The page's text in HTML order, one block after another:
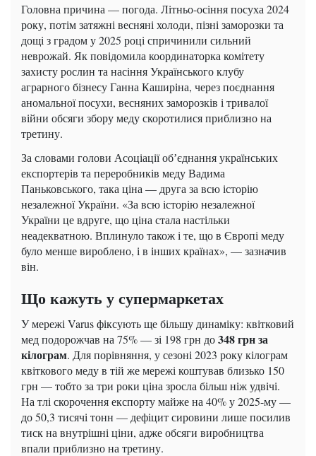
Головна причина — погода. Літньо-осіння посуха 2024
року, потім затяжні весняні холоди, пізні заморозки та
дощі з градом у 2025 році спричинили сильний
неврожай. Як повідомила координаторка комітету
захисту рослин та насіння Українського клубу
аграрного бізнесу Ганна Каширіна, через поєднання
аномальної посухи, весняних заморозків і тривалої
війни обсяги збору меду скоротилися приблизно на
третину.
За словами голови Асоціації обʼєднання українських
експортерів та переробників меду Вадима
Паньковського, така ціна — друга за всю історію
незалежної України. «За всю історію незалежної
України це вдруге, що ціна стала настільки
неадекватною. Вплинуло також і те, що в Європі меду
було менше вироблено, і в інших країнах», — зазначив
він.
Що кажуть у супермаркетах
У мережі Varus фіксують ще більшу динаміку: квітковий
мед подорожчав на 75% — зі 198 грн до348 грн за
кілограм. Для порівняння, у сезоні 2023 року кілограм
квіткового меду в тій же мережі коштував близько 150
грн — тобто за три роки ціна зросла більш ніж удвічі.
На тлі скорочення експорту майже на 40% у 2025-му —
до 50,3 тисячі тонн — дефіцит сировини лише посилив
тиск на внутрішні ціни, адже обсяги виробництва
впали приблизно на третину.